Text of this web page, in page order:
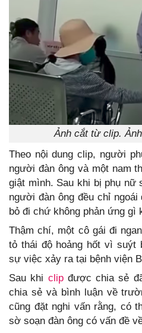
Ảnh cắt từ clip.
Theo nội dung clip, người
người đàn ông và một nam
giật mình. Sau khi bị phụ nữ
người đàn ông đều chỉ
bỏ đi chứ không phản ứng gì
Thậm chí, một cô gái đi
tỏ thái độ hoảng hốt vì suýt
sự việc xảy ra tại bệnh viện
Sau khi clipđược chia sẻ
chia sẻ và bình luận về
cũng đặt nghi vấn rằng, có
sờ soạn đàn ông có vấn đề